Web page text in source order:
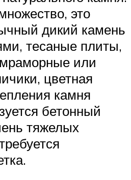
это
дикий камень
тесаные плиты,
или
цветная
камня
бетонный
тяжелых